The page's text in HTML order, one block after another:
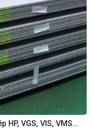
VGS, VIS, VMS...